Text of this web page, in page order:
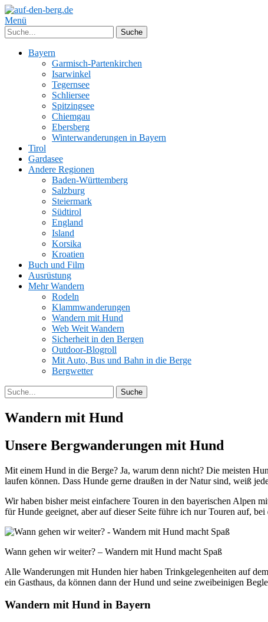
Menü
Bayern
Garmisch-Partenkirchen
Isarwinkel
Tegernsee
Schliersee
Spitzingsee
Chiemgau
Ebersberg
Winterwanderungen in Bayern
Tirol
Gardasee
Andere Regionen
Baden-Württemberg
Salzburg
Steiermark
Südtirol
England
Island
Korsika
Kroatien
Buch und Film
Ausrüstung
Mehr Wandern
Rodeln
Klammwanderungen
Wandern mit Hund
Web Weit Wandern
Sicherheit in den Bergen
Outdoor-Blogroll
Mit Auto, Bus und Bahn in die Berge
Bergwetter
Wandern mit Hund
Unsere Bergwanderungen mit Hund
Mit einem Hund in die Berge? Ja, warum denn nicht? Die meisten
laufen können. Dass Hunde gerne draußen in der Natur sind, weiß
Wir haben bisher meist einfachere Touren in den bayerischen Alpen
für Hunde geeignet, aber auf dieser Seite führe ich nur Touren auf,
Wann gehen wir weiter? – Wandern mit Hund macht Spaß
Alle Wanderungen mit Hunden hier haben Trinkgelegenheiten auf
ein Gasthaus, da können dann der Hund und seine zweibeinigen
Wandern mit Hund in Bayern